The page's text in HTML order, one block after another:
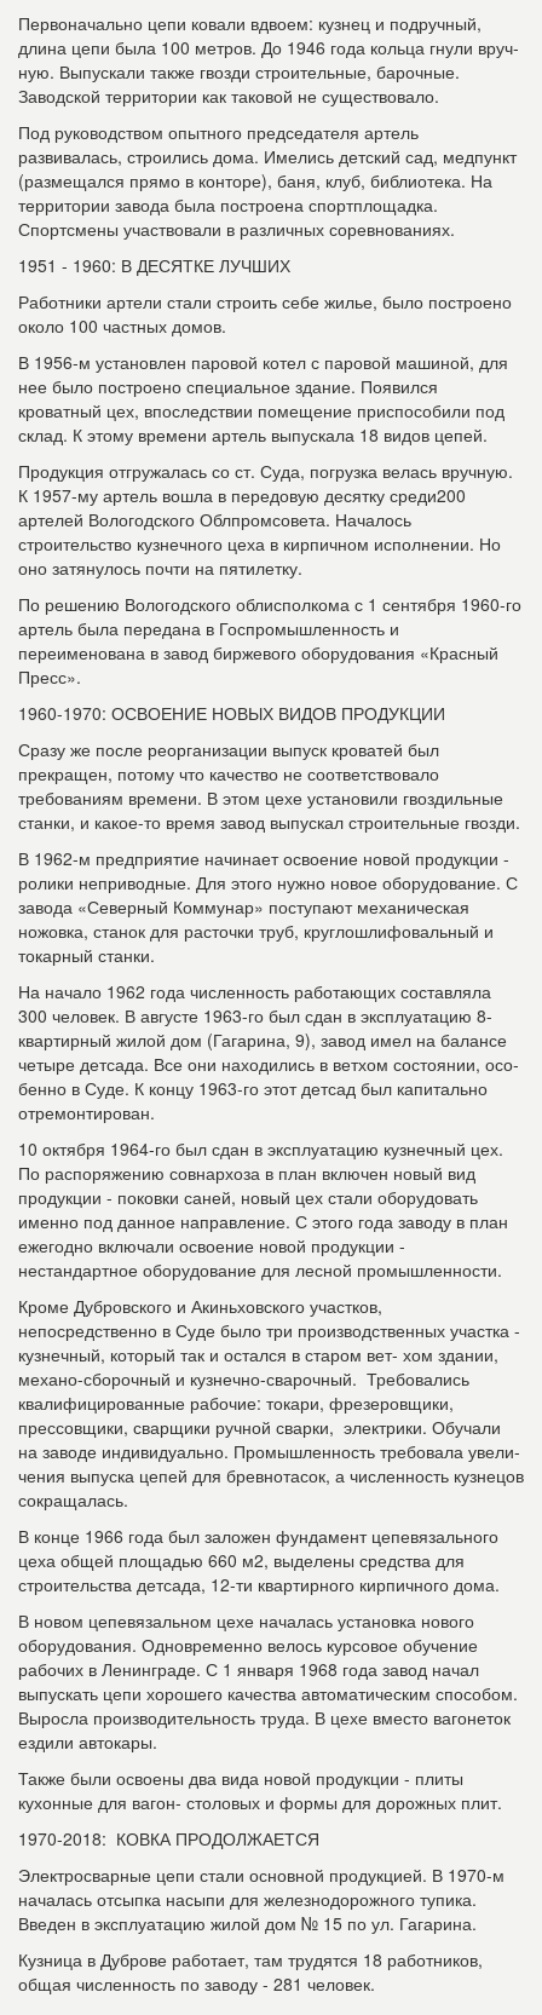
Первоначально цепи ковали вдвоем: кузнец и подручный,
длина цепи была 100 метров. До 1946 года кольца гнули вруч­
ную. Выпускали также гвозди строитель­ные, барочные.
Заводской территории как таковой не существовало.
Под руководством опытного предсе­дателя артель
развивалась, строились дома. Имелись детский сад, медпункт
(размещался прямо в конторе), баня, клуб, библиотека. На
территории завода была построена спортплощадка.
Спортсмены участвовали в различных соревнованиях.
1951 - 1960: В ДЕСЯТКЕ ЛУЧШИХ
Работники артели стали строить себе жилье, было построено
около 100 частных домов.
В 1956-м установлен паровой котел с паровой машиной, для
нее было по­строено специальное здание. Появился
кроватный цех, впоследствии помещение приспособили под
склад. К этому времени артель выпускала 18 видов цепей.
Продукция отгружалась со ст. Суда, по­грузка велась вручную.
К 1957-му артель вошла в передовую десятку среди200
артелей Вологодского Облпромсовета. Началось
строительство кузнечного цеха в кирпичном исполнении. Но
оно затянулось почти на пятилетку.
По решению Вологодского облис­полкома с 1 сентября 1960-го
артель была передана в Госпромышленность и
переименована в завод биржевого обо­рудования «Красный
Пресс».
1960-1970: ОСВОЕНИЕ НОВЫХ ВИДОВ ПРОДУКЦИИ
Сразу же после реорганизации выпуск кроватей был
прекращен, потому что ка­чество не соответствовало
требованиям времени. В этом цехе установили гвоз­дильные
станки, и какое-то время завод выпускал строительные гвозди.
В 1962-м предприятие начинает освоение новой продукции -
ролики неприво­дные. Для этого нужно новое оборудо­вание. С
завода «Северный Коммунар» поступают механическая
ножовка, станок для расточки труб, круглошлифовальный и
токарный станки.
На начало 1962 года численность работающих составляла
300 человек. В августе 1963-го был сдан в эксплуатацию 8-
квартирный жилой дом (Гагарина, 9), за­вод имел на балансе
четыре детсада. Все они находились в ветхом состоянии, осо­
бенно в Суде. К концу 1963-го этот детсад был капитально
отремонтирован.
10 октября 1964-го был сдан в эксплуатацию кузнечный цех.
По распоряжению совнархоза в план включен новый вид
продукции - поковки саней, новый цех стали оборудовать
именно под данное направление. С этого года заводу в план
ежегодно включали освоение новой про­дукции -
нестандартное оборудование для лесной промышленности.
Кроме Дубровского и Акиньховского участков,
непосредственно в Суде было три производственных участка -
кузнеч­ный, который так и остался в старом вет- хом здании,
механо-сборочный и кузнечно-сварочный. Требовались
квалифицированные рабочие: токари, фрезеровщики,
прессовщики, сварщики ручной сварки, электрики. Обучали
на заводе индивиду­ально. Промышленность требовала увели­
чения выпуска цепей для бревнотасок, а численность кузнецов
сокращалась.
В конце 1966 года был заложен фун­дамент цепевязального
цеха общей пло­щадью 660 м2, выделены средства для
строительства детсада, 12-ти квартирного кирпичного дома.
В новом цепевязальном цехе началась установка нового
оборудования. Одновременно велось курсовое обучение
рабочих в Ленинграде. С 1 января 1968 года завод начал
выпускать цепи хорошего качества автоматическим способом.
Выросла про­изводительность труда. В цехе вместо вагонеток
ездили автокары.
Также были освоены два вида новой продукции - плиты
кухонные для вагон- столовых и формы для дорожных плит.
1970-2018: КОВКА ПРОДОЛЖАЕТСЯ
Электросварные цепи стали основной продукцией. В 1970-м
началась отсыпка насыпи для железнодорожного тупика.
Введен в эксплуатацию жилой дом № 15 по ул. Гагарина.
Кузница в Дуброве работает, там тру­дятся 18 работников,
общая численность по заводу - 281 человек.